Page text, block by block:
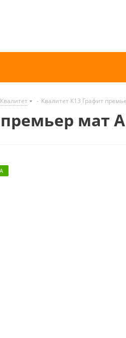
Квалитет - Квалитет К13 Графит
мат